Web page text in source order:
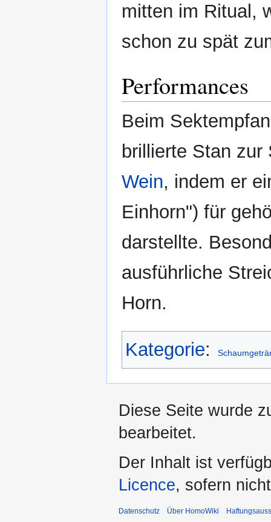
mitten im Ritual,
schon zu spät
Performances
Beim
brillierte Stan
Wein, indem er
Einhorn") für
darstellte.
ausführliche
Horn.
Kategorie:
Diese Seite wurde
bearbeitet.
Der Inhalt ist
Licence, sofern
Datenschutz Über HomoWiki